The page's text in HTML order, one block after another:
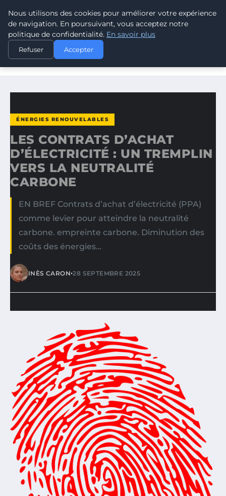
CLIMATE GUARDIAN
ACCUEIL
ÉNERGIES RENOUVELABLES
LES CONTRATS D’ACHAT D’ÉLECTRICITÉ : UN TREMPLIN
ÉNERGIES RENOUVELABLES
LES CONTRATS D’ACHAT
D’ÉLECTRICITÉ : UN TREMPLIN
VERS LA NEUTRALITÉ
CARBONE
EN BREF Contrats d’achat d’électricité (PPA)
comme levier pour atteindre la neutralité
carbone. empreinte carbone. Diminution des
coûts des énergies…
INÈS CARON•28 SEPTEMBRE 2025
Nous utilisons des cookies pour améliorer votre expérience
de navigation. En poursuivant, vous acceptez notre
politique de confidentialité. En savoir plus
Refuser Accepter